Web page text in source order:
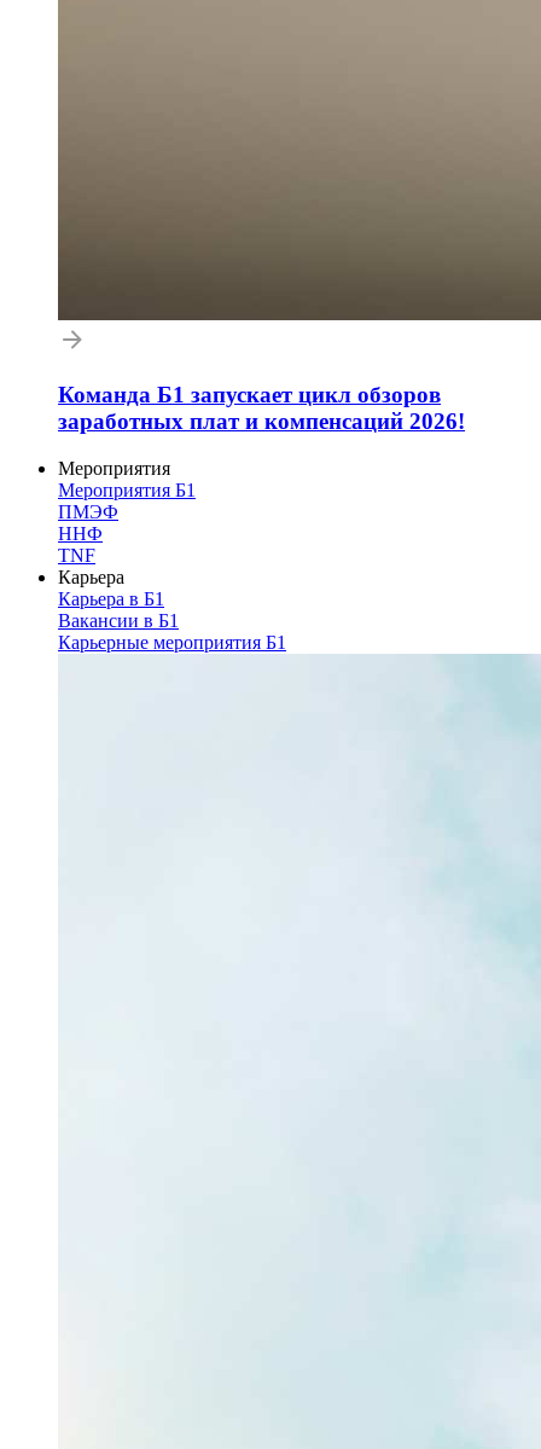
Команда Б1 запускает цикл обзоров
заработных плат и компенсаций 2026!
Мероприятия
Мероприятия Б1
ПМЭФ
ННФ
TNF
Карьера
Карьера в Б1
Вакансии в Б1
Карьерные мероприятия Б1